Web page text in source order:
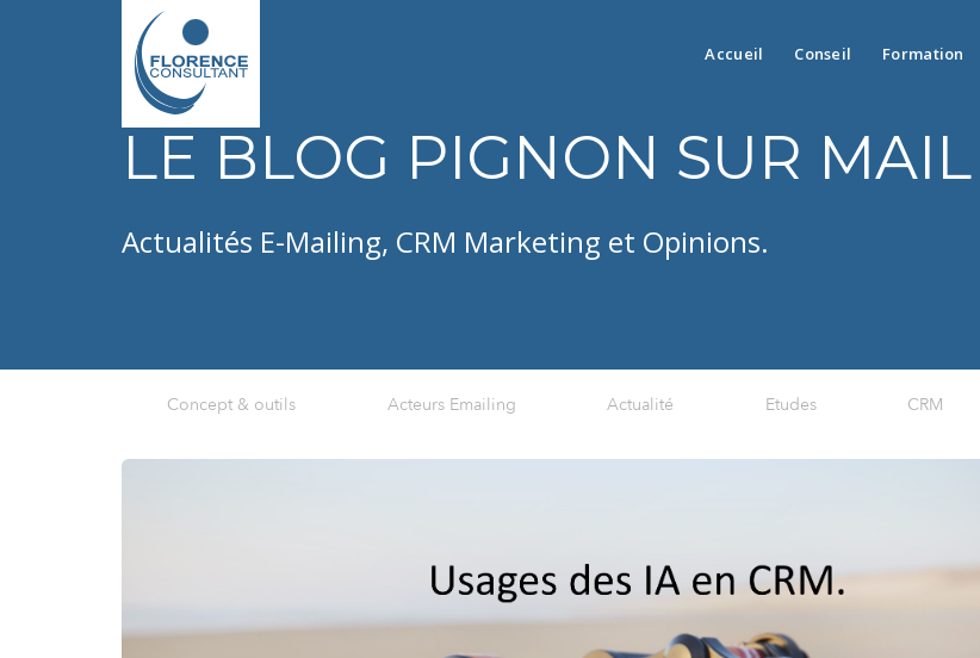
Accueil Conseil Formation
LE BLOG PIGNON SUR MAIL
Actualités E-Mailing, CRM Marketing et Opinions.
Concept & outils Acteurs Emailing Actualité Etudes CRM